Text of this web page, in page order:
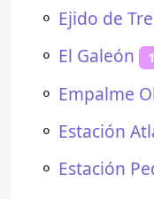
⚬ Ejido de
⚬ El Galeón 1
⚬ Empalme
⚬ Estación
⚬ Estación